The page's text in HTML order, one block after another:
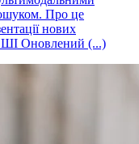
Про це
нових
ШІ Оновлений (...)